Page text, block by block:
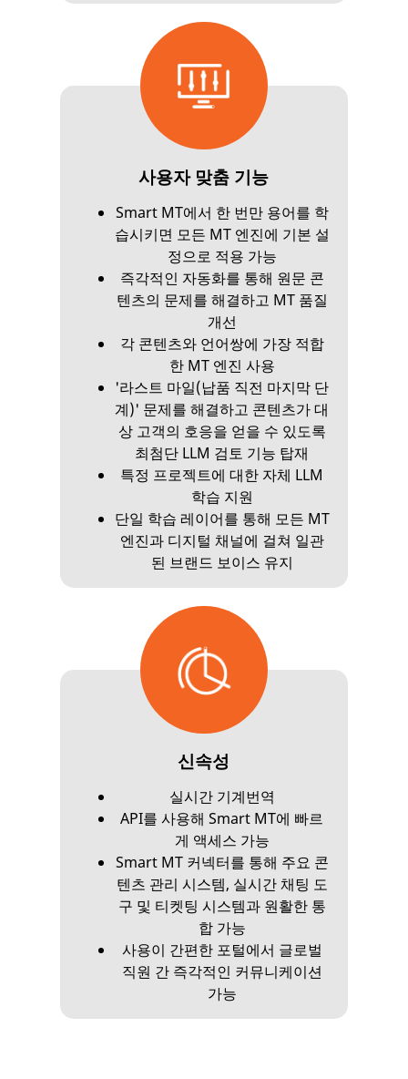
사용자 맞춤 기능
Smart MT에서 한 번만 용어를 학
습시키면 모든 MT 엔진에 기본 설
정으로 적용 가능
즉각적인 자동화를 통해 원문 콘
텐츠의 문제를 해결하고 MT 품질
개선
각 콘텐츠와 언어쌍에 가장 적합
한 MT 엔진 사용
'라스트 마일(납품 직전 마지막 단
계)' 문제를 해결하고 콘텐츠가 대
상 고객의 호응을 얻을 수 있도록
최첨단 LLM 검토 기능 탑재
특정 프로젝트에 대한 자체 LLM
학습 지원
단일 학습 레이어를 통해 모든 MT
엔진과 디지털 채널에 걸쳐 일관
된 브랜드 보이스 유지
신속성
실시간 기계번역
API를 사용해 Smart MT에 빠르
게 액세스 가능
Smart MT 커넥터를 통해 주요 콘
텐츠 관리 시스템, 실시간 채팅 도
구 및 티켓팅 시스템과 원활한 통
합 가능
사용이 간편한 포털에서 글로벌
직원 간 즉각적인 커뮤니케이션
가능